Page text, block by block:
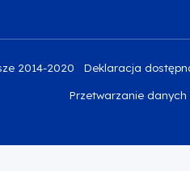
2014-2020 Deklaracja
Przetwarzanie danych